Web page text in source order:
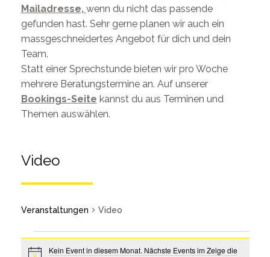
Mailadresse, wenn du nicht das passende
gefunden hast. Sehr gerne planen wir auch ein
massgeschneidertes Angebot für dich und dein
Team.
Statt einer Sprechstunde bieten wir pro Woche
mehrere Beratungstermine an. Auf unserer
Bookings-Seite kannst du aus Terminen und
Themen auswählen.
Video
Veranstaltungen Video
Kein Event in diesem Monat. Nächste Events im Zeige die